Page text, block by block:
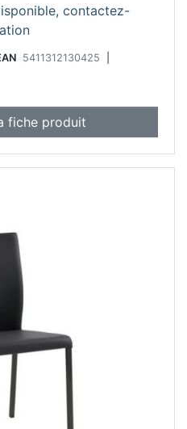
contactez-
5411312130425
fiche produit